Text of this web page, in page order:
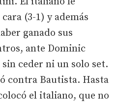
(3-1) y además
ganado sus
ante Dominic
ceder ni un solo set.
contra Bautista. Hasta
el italiano, que no